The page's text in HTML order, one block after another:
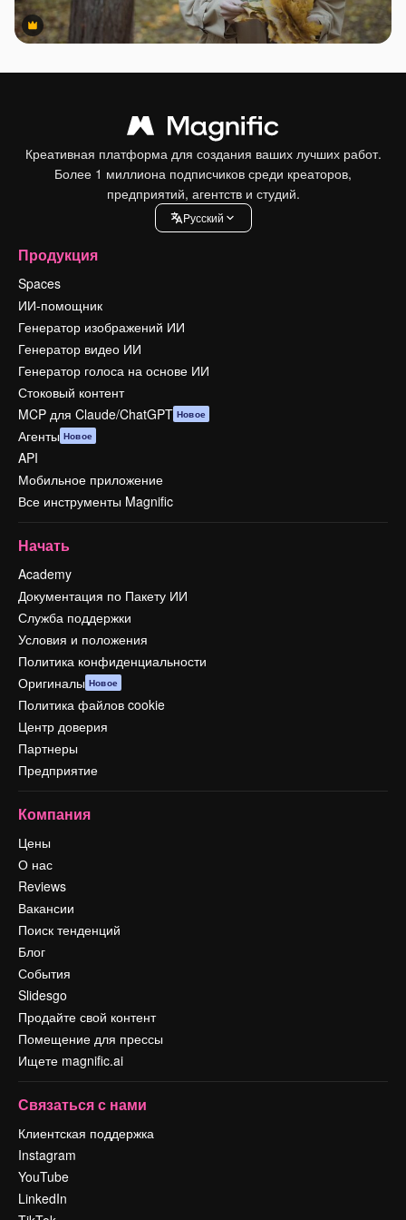
Premium
Premium
Креативная платформа для создания ваших лучших работ.
Более 1 миллиона подписчиков среди креаторов,
предприятий, агентств и студий.
Pусский
Продукция
Spaces
ИИ-помощник
Генератор изображений ИИ
Генератор видео ИИ
Генератор голоса на основе ИИ
Стоковый контент
MCP для Claude/ChatGPT Новое
Агенты Новое
API
Мобильное приложение
Все инструменты Magnific
Начать
Academy
Документация по Пакету ИИ
Служба поддержки
Условия и положения
Политика конфиденциальности
Оригиналы Новое
Политика файлов cookie
Центр доверия
Партнеры
Предприятие
Компания
Цены
О нас
Reviews
Вакансии
Поиск тенденций
Блог
События
Slidesgo
Продайте свой контент
Помещение для прессы
Ищете magnific.ai
Связаться с нами
Клиентская поддержка
Instagram
YouTube
LinkedIn